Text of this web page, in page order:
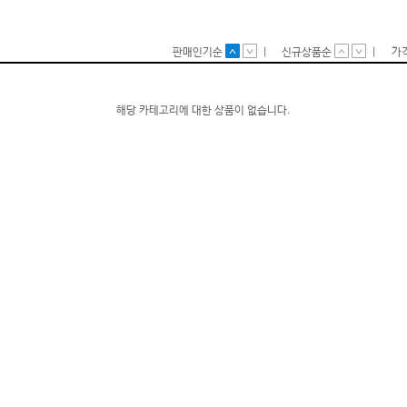
판매인기순 신규상품순 가
해당 카테고리에 대한 상품이 없습니다.